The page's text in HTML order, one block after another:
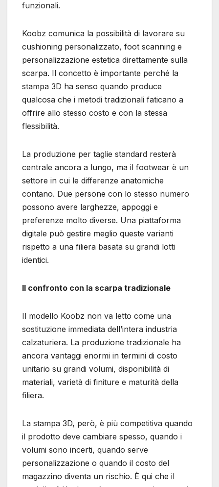
funzionali.
Koobz comunica la possibilità di lavorare su
cushioning personalizzato, foot scanning e
personalizzazione estetica direttamente sulla
scarpa. Il concetto è importante perché la
stampa 3D ha senso quando produce
qualcosa che i metodi tradizionali faticano a
offrire allo stesso costo e con la stessa
flessibilità.
La produzione per taglie standard resterà
centrale ancora a lungo, ma il footwear è un
settore in cui le differenze anatomiche
contano. Due persone con lo stesso numero
possono avere larghezze, appoggi e
preferenze molto diverse. Una piattaforma
digitale può gestire meglio queste varianti
rispetto a una filiera basata su grandi lotti
identici.
Il confronto con la scarpa tradizionale
Il modello Koobz non va letto come una
sostituzione immediata dell’intera industria
calzaturiera. La produzione tradizionale ha
ancora vantaggi enormi in termini di costo
unitario su grandi volumi, disponibilità di
materiali, varietà di finiture e maturità della
filiera.
La stampa 3D, però, è più competitiva quando
il prodotto deve cambiare spesso, quando i
volumi sono incerti, quando serve
personalizzazione o quando il costo del
magazzino diventa un rischio. È qui che il